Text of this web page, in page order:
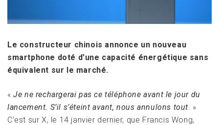
Le constructeur chinois annonce un nouveau
smartphone doté d’une capacité énergétique sans
équivalent sur le marché.
«Je ne rechargerai pas ce téléphone avant le jour du
lancement. S’il s’éteint avant, nous annulons tout . »
C’est sur X, le 14 janvier dernier, que Francis Wong,